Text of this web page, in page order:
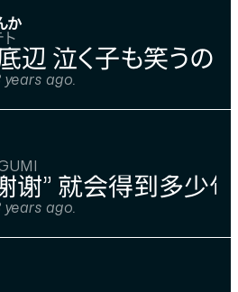
か
辺 泣く子も笑うの
ago.
谢” 就会得到多少句
ago.